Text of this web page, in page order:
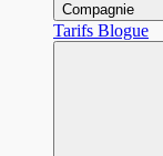
Compagnie
Tarifs Blogue